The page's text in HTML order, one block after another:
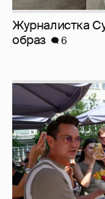
Журналистка
образ
6